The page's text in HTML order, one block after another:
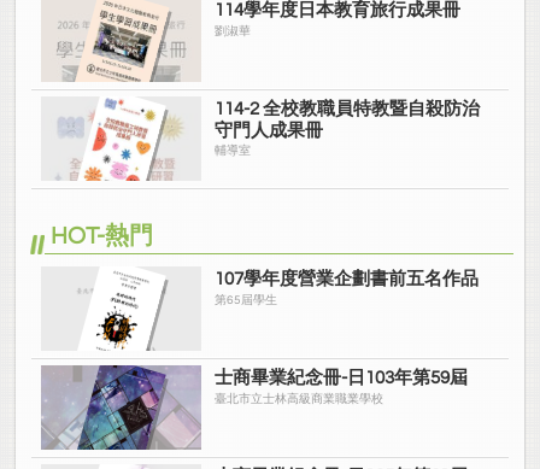
114學年度日本教育旅行成果冊
劉淑華
114-2 全校教職員特教暨自殺防治
守門人成果冊
輔導室
HOT-熱門
107學年度營業企劃書前五名作品
第65屆學生
士商畢業紀念冊-日103年第59屆
臺北市立士林高級商業職業學校